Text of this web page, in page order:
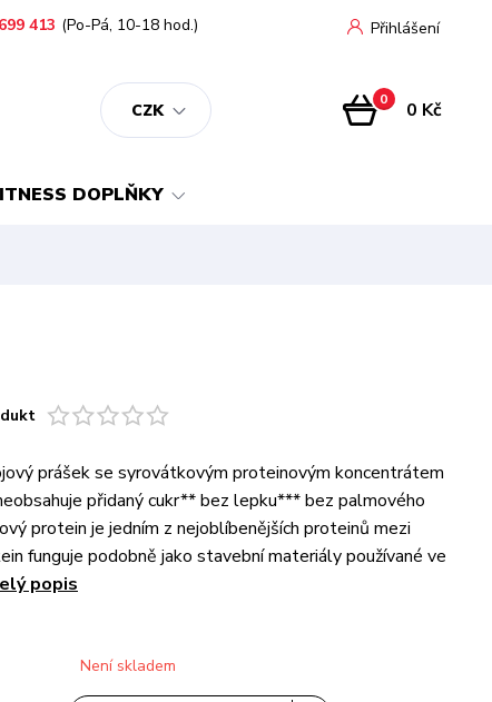
CZK
Přihlášení
413 (Po-Pá, 10-18 hod.)
0 0 Kč
DOPLŇKY
prášek se syrovátkovým proteinovým koncentrátem
přidaný cukr** bez lepku*** bez palmového
protein je jedním z nejoblíbenějších proteinů mezi
funguje podobně jako stavební materiály používané ve
popis
Není skladem